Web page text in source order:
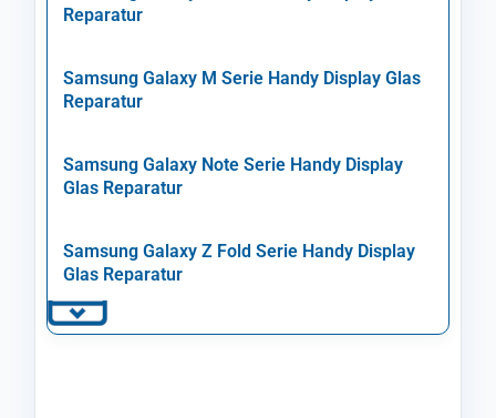
Reparatur
Samsung Galaxy M Serie Handy Display Glas
Reparatur
Samsung Galaxy Note Serie Handy Display
Glas Reparatur
Samsung Galaxy Z Fold Serie Handy Display
Glas Reparatur